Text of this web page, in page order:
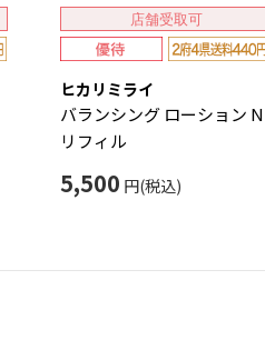
店舗受取可
ヒカリミライ
バランシング ローション N
リフィル
5,500 円(税込)